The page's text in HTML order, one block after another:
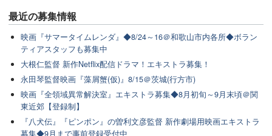
最近の募集情報
映画『サマータイムレンダ』◆8/24～16＠和歌山市内各所◆ボラン
ティアスタッフも募集中
大根仁監督 新作Netflix配信ドラマ！エキストラ募集！
永田琴監督映画『藻屑蟹(仮)』8/15＠茨城(行方市)
映画『全領域異常解決室』エキストラ募集◆8月初旬～9月末頃＠関
東近郊【登録制】
『八犬伝』『ピンポン』の曽利文彦監督 新作劇場用映画エキストラ
募集◆9月まで事前登録受付中